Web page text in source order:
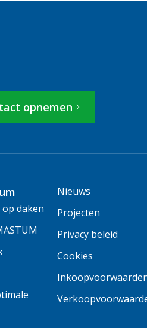
opnemen
daken
Nieuws
Projecten
Privacy beleid
Cookies